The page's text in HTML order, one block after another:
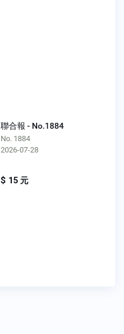
聯合報 - No.1884
No. 1884
2026-07-28
$ 15 元